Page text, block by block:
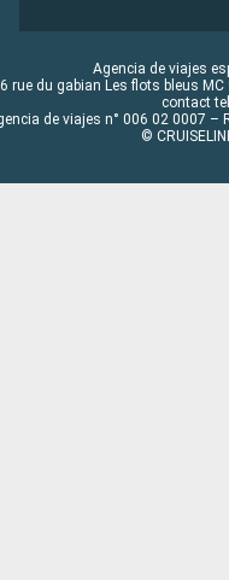
Agencia de viajes
rue du gabian Les flots bleus
contact
de viajes n° 006 02 0007 –
©